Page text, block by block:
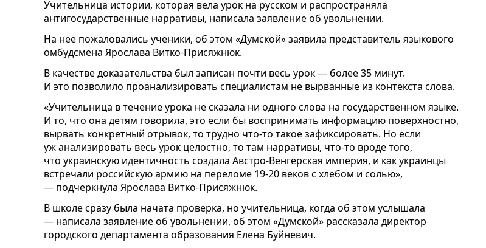
Учительница истории, которая вела урок на русском и распространяла
антигосударственные нарративы, написала заявление об увольнении.
На нее пожаловались ученики, об этом «Думской» заявила представитель языкового
омбудсмена Ярослава Витко-Присяжнюк.
В качестве доказательства был записан почти весь урок — более 35 минут.
И это позволило проанализировать специалистам не вырванные из контекста слова.
«Учительница в течение урока не сказала ни одного слова на государственном языке.
И то, что она детям говорила, это если бы воспринимать информацию поверхностно,
вырвать конкретный отрывок, то трудно что-то такое зафиксировать. Но если
уж анализировать весь урок целостно, то там нарративы, что-то вроде того,
что украинскую идентичность создала Австро-Венгерская империя, и как украинцы
встречали российскую армию на переломе 19-20 веков с хлебом и солью»,
— подчеркнула Ярослава Витко-Присяжнюк.
В школе сразу была начата проверка, но учительница, когда об этом услышала
— написала заявление об увольнении, об этом «Думской» рассказала директор
городского департамента образования Елена Буйневич.